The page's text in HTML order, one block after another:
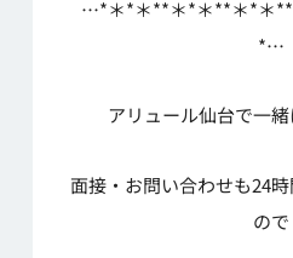
…*＊*＊**＊*＊**＊*＊
*…
アリュール仙台で一
面接・お問い合わせも24
ので